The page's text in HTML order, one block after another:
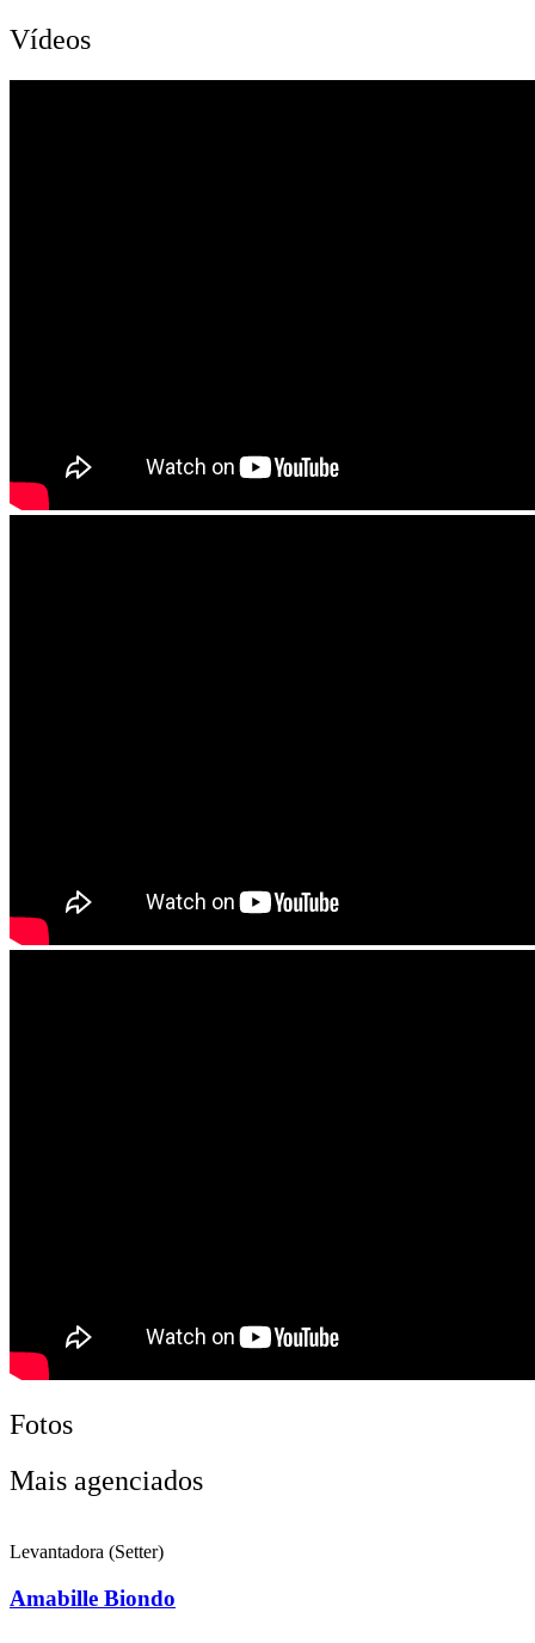
Vídeos
Fotos
Mais agenciados
Levantadora (Setter)
Amabille Biondo